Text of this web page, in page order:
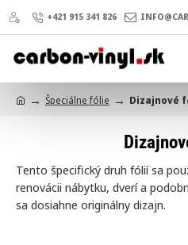
+421 915 341 826
Špeciálne fólie Dizajnové
Tento špecifický druh fólií sa
renovácii nábytku, dverí a
sa dosiahne originálny dizajn.